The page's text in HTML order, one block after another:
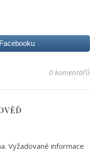
0 komentářů
Vyžadované informace